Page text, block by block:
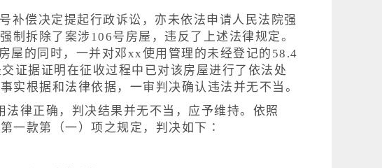
补偿决定提起行政诉讼，亦未依法申请人民法院强
制拆除了案涉106号房屋，违反了上述法律规定。
屋的同时，一并对邓xx使用管理的未经登记的58.4
证据证明在征收过程中已对该房屋进行了依法处
实根据和法律依据，一审判决确认违法并无不当。
律正确，判决结果并无不当，应予维持。依照
一款第（一）项之规定，判决如下∶